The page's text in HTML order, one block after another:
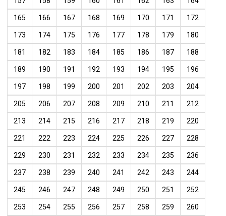
165 166 167 168 169 170 171 172
173 174 175 176 177 178 179 180
181 182 183 184 185 186 187 188
189 190 191 192 193 194 195 196
197 198 199 200 201 202 203 204
205 206 207 208 209 210 211 212
213 214 215 216 217 218 219 220
221 222 223 224 225 226 227 228
229 230 231 232 233 234 235 236
237 238 239 240 241 242 243 244
245 246 247 248 249 250 251 252
253 254 255 256 257 258 259 260